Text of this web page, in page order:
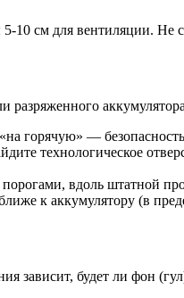
10 см для вентиляции. Не
горячую» —
технологическое
вдоль штатной
к аккумулятору (в
зависит, будет ли фон